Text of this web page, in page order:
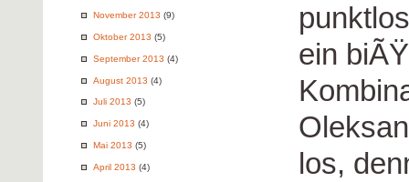
November 2013 (9)
Oktober 2013 (5)
September 2013 (4)
August 2013 (4)
Juli 2013 (5)
Juni 2013 (4)
Mai 2013 (5)
April 2013 (4)
ein
los,